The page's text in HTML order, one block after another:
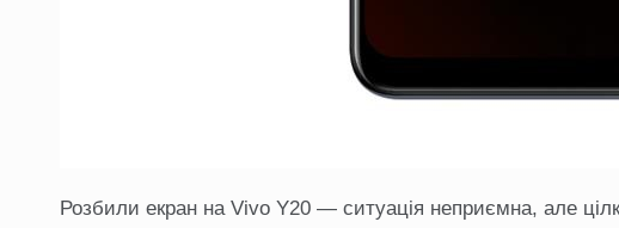
Розбили екран на Vivo Y20 — ситуація неприємна, але